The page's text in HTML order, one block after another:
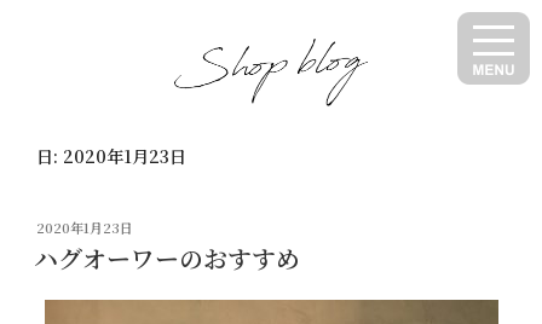
日: 2020年1月23日
投
日:
2020年1月23日
ハグオーワーのおすすめ